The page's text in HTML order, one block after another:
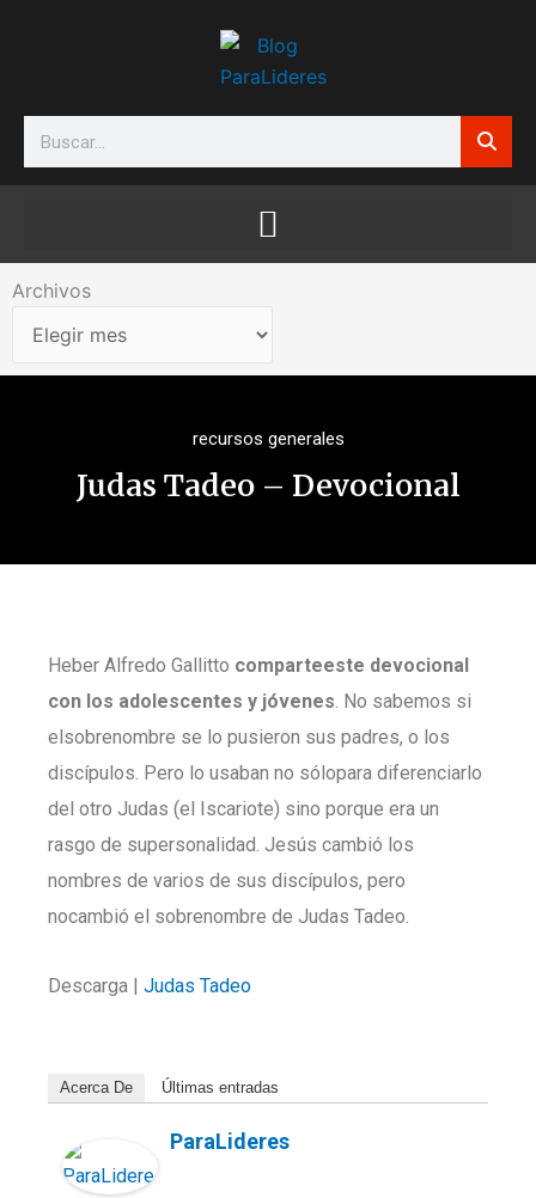
Search
Archivos
Archivos
recursos generales
Judas Tadeo – Devocional
Heber Alfredo Gallitto comparteeste devocional
con los adolescentes y jóvenes. No sabemos si
elsobrenombre se lo pusieron sus padres, o los
discípulos. Pero lo usaban no sólopara diferenciarlo
del otro Judas (el Iscariote) sino porque era un
rasgo de supersonalidad. Jesús cambió los
nombres de varios de sus discípulos, pero
nocambió el sobrenombre de Judas Tadeo.
Descarga | Judas Tadeo
Acerca De Últimas entradas
ParaLideres